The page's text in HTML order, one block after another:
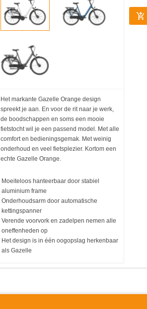
Het markante Gazelle Orange design
spreekt je aan. En voor de rit naar je werk,
de boodschappen en soms een mooie
fietstocht wil je een passend model. Met alle
comfort en bedieningsgemak. Met weinig
onderhoud en veel fietsplezier. Kortom een
echte Gazelle Orange.
Moeiteloos hanteerbaar door stabiel
aluminium frame
Onderhoudsarm door automatische
kettingspanner
Verende voorvork en zadelpen nemen alle
oneffenheden op
Het design is in één oogopslag herkenbaar
als Gazelle